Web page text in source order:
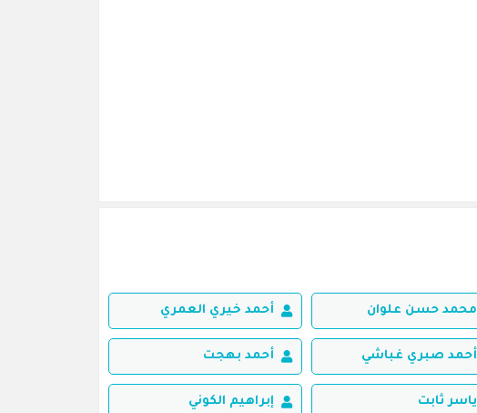
محمد حسن علوان أحمد خيري العمري
أحمد صبري غباشي أحمد بهجت
ياسر ثابت إبراهيم الكوني